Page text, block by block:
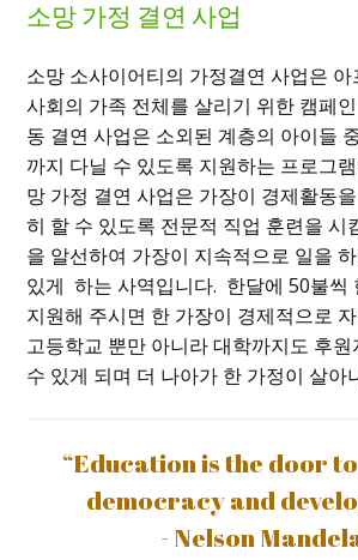
소망 가정 결연 사업
소망 소사이어티의 가정결연 사업은
사회의 가족 전체를 살리기 위한 캠페
동 결연 사업은 소외된 계층의 아이들
까지 다닐 수 있도록 지원하는 프로그
망 가정 결연 사업은 가장이 경제활동
히 할 수 있도록 전문적 직업 훈련을 시
을 알선하여 가장이 지속적으로 일을
있게 하는 사역입니다. 한달에50불씩
지원해 주시면 한 가장이 경제적으로
고등학교 뿐만 아니라 대학까지도 후
수 있게 되며 더 나아가 한 가정이 살아
“Education is the door
democracy and
- Nelson